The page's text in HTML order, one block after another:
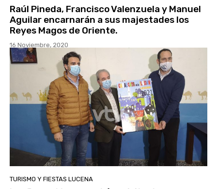
Raúl Pineda, Francisco Valenzuela y Manuel
Aguilar encarnarán a sus majestades los
Reyes Magos de Oriente.
16 Noviembre, 2020
TURISMO Y FIESTAS LUCENA